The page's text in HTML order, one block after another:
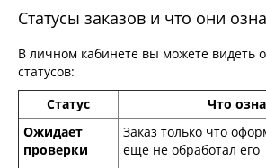
Статусы заказов и что они
В личном кабинете вы можете видеть
статусов:
Статус
Что
Ожидает
проверки
Заказ только что
ещё не обработал его